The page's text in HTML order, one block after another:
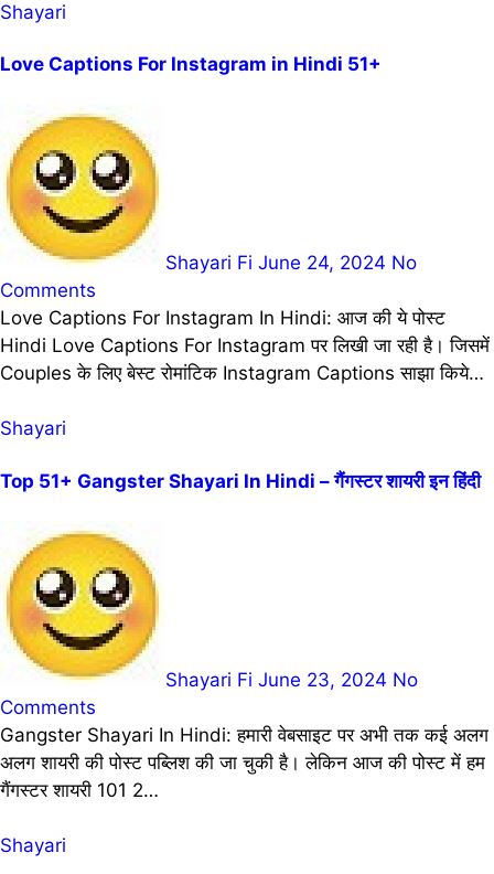
Shayari
Love Captions For Instagram in Hindi 51+
Shayari Fi June 24, 2024 No
Comments
Love Captions For Instagram In Hindi: आज की ये पोस्ट
Hindi Love Captions For Instagram पर लिखी जा रही है। जिसमें
Couples के लिए बेस्ट रोमांटिक Instagram Captions साझा किये…
Shayari
Top 51+ Gangster Shayari In Hindi – गैंगस्टर शायरी इन हिंदी
Shayari Fi June 23, 2024 No
Comments
Gangster Shayari In Hindi: हमारी वेबसाइट पर अभी तक कई अलग
अलग शायरी की पोस्ट पब्लिश की जा चुकी है। लेकिन आज की पोस्ट में हम
गैंगस्टर शायरी 101 2…
Shayari